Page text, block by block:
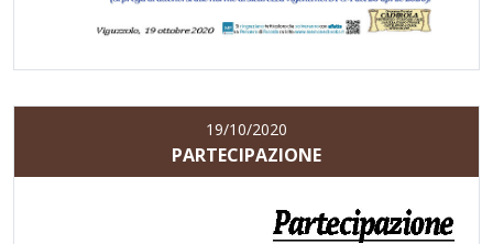
19/10/2020
PARTECIPAZIONE